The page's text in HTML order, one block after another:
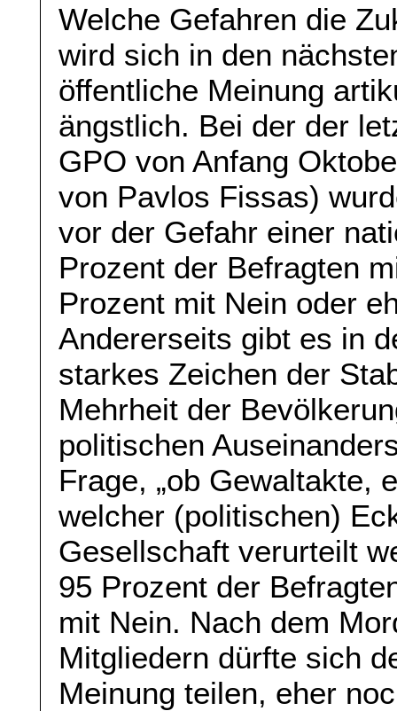
Welche Gefahren die
wird sich in den
öffentliche Meinung
ängstlich. Bei der der
GPO von Anfang
von Pavlos Fissas)
vor der Gefahr einer
Prozent der Befragten
Prozent mit Nein oder
Andererseits gibt es in
starkes Zeichen der
Mehrheit der
politischen
Frage, „ob Gewaltakte,
welcher (politischen)
Gesellschaft verurteilt
95 Prozent der
mit Nein. Nach dem
Mitgliedern dürfte sich
Meinung teilen, eher